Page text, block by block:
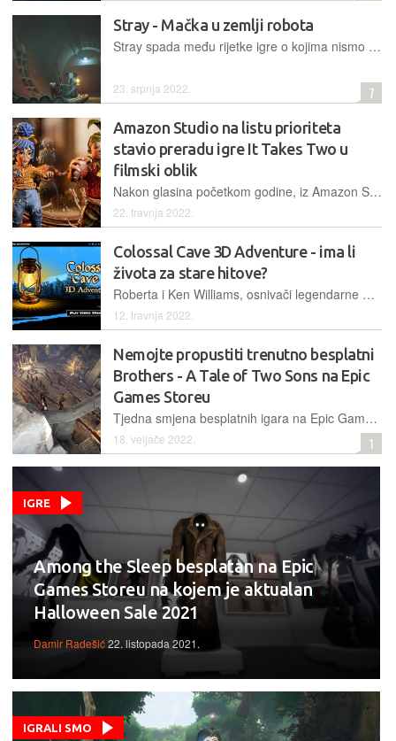
Stray - Mačka u zemlji robota
Stray spada među rijetke igre o kojima nismo imali bilo kakvo mišljenje prije izlaska, no nakon što smo je priveli kraju u jednom dahu, o njoj imamo samo riječi hvale
23. srpnja 2022. 7
Amazon Studio na listu prioriteta
stavio preradu igre It Takes Two u
filmski oblik
Nakon glasina početkom godine, iz Amazon Studiosa stiže potvrda o preradi velikog hita It Takes Two u filmski oblik, a uključena su i neka poznata imena poput The Rocka
22. travnja 2022.
Colossal Cave 3D Adventure - ima li
života za stare hitove?
Roberta i Ken Williams, osnivači legendarne Sierre On-line koju su davno prodali i posvetili zadnjih 20 godina života plovidbi oko svijeta, odlučili su se još jednom okušati u svijetu igara ili „interaktivne zabave“ i napraviti vlastiti remake legendarne tekstualne avanture, ali ovoga puta u 3D izvedbi i za VR sustave. Ima li još kreativne sape u penzionerskom dvojcu?
12. travnja 2022.
Nemojte propustiti trenutno besplatni
Brothers - A Tale of Two Sons na Epic
Games Storeu
Tjedna smjena besplatnih igara na Epic Games Storeu donosi Brothers - A Tale of Two Sons, iznimnu avanturu dirljive priče koju toplo preporučamo odigrati
18. veljače 2022. 1
IGRE
Among the Sleep besplatan na Epic
Games Storeu na kojem je aktualan
Halloween Sale 2021
Damir Radešić22. listopada 2021.
IGRALI SMO